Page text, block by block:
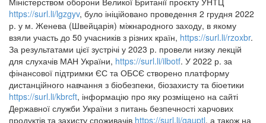
https://surl.li/lgzgyv, було ініційовано проведення 2 грудня 2022
р. у м. Женева (Швейцарія) міжнародного заходу, в якому
взяли участь до 50 учасників з різних країн, https://surl.li/rzoxbr.
За результатами цієї зустрічі у 2023 р. провели низку лекцій
для слухачів МАН України, https://surl.li/ilbotf. У 2022 р. за
фінансової підтримки ЄС та ОБСЄ створено платформу
дистанційного навчання з біобезпеки, біозахисту та біоетики
https://surl.li/kbrcft, інформацію про яку розміщено на сайті
Державної служби України з питань безпечності харчових
продуктів та захисту споживачів https://surl.li/gauptl, а також на